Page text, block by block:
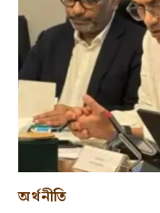
অর্থনীতি